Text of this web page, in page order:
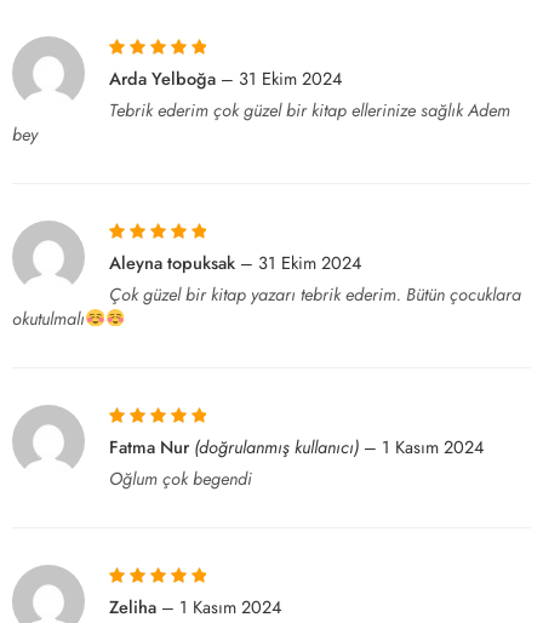
5 üzerinden 5
Arda Yelboğa – 31 Ekim 2024
Tebrik ederim çok güzel bir kitap ellerinize sağlık Adem
bey
5 üzerinden 5
oy aldı
Aleyna topuksak – 31 Ekim 2024
Çok güzel bir kitap yazarı tebrik ederim. Bütün çocuklara
okutulmalı
5 üzerinden 5
Fatma Nur (doğrulanmış kullanıcı) – 1 Kasım 2024
Oğlum çok begendi
5 üzerinden 5
Zeliha – 1 Kasım 2024